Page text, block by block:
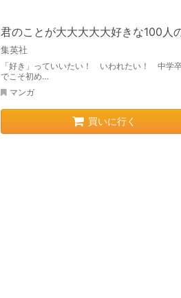
君のことが大大大大大好きな100人
集英社
「好き」っていいたい！ いわれたい！ 中学
でこそ初め…
マンガ
買いに行く